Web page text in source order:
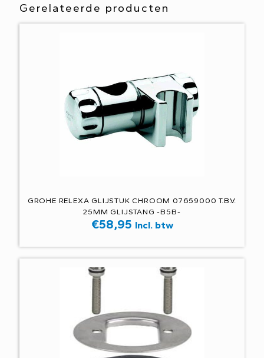
Gerelateerde producten
GROHE RELEXA GLIJSTUK CHROOM 07659000 T.B.V.
25MM GLIJSTANG -B5B-
€58,95 Incl. btw